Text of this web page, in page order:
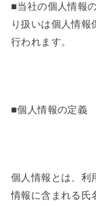
■当社の個人情報
り扱いは個人情報
行われます。
■個人情報の定義
個人情報とは、利
情報に含まれる氏